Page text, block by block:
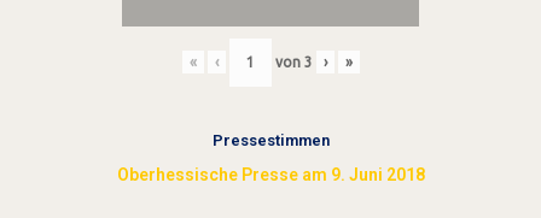
« ‹ von 3 › »
Pressestimmen
Oberhessische Presse am 9. Juni 2018